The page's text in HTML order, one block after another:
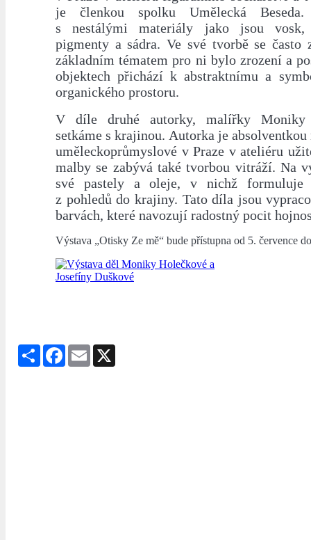
je členkou spolku Umělecká
s nestálými materiály jako jsou vosk,
pigmenty a sádra. Ve své tvorbě se často
základním tématem pro ni bylo zrození a
objektech přichází k abstraktnímu a
organického prostoru.
V díle druhé autorky, malířky Moniky
setkáme s krajinou. Autorka je absolventkou
uměleckoprůmyslové v Praze v ateliéru
malby se zabývá také tvorbou vitráží. Na
své pastely a oleje, v nichž formuluje
z pohledů do krajiny. Tato díla jsou
barvách, které navozují radostný pocit
Výstava „Otisky Ze mě“ bude přístupna od 5. července
Share Facebook
Email